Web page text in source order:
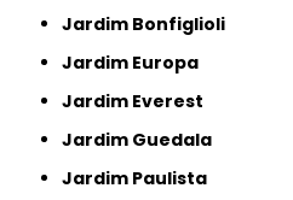
Jardim Bonfiglioli
Jardim Europa
Jardim Everest
Jardim Guedala
Jardim Paulista